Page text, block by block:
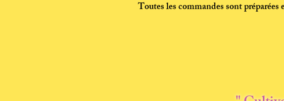
Toutes les commandes sont